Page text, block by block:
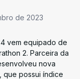
de 2023
vem equipado de
2. Parceira da
nova
que possui índice